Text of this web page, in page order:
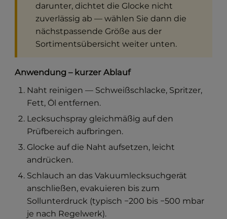
darunter, dichtet die Glocke nicht
zuverlässig ab — wählen Sie dann die
nächstpassende Größe aus der
Sortimentsübersicht weiter unten.
Anwendung – kurzer Ablauf
Naht reinigen — Schweißschlacke, Spritzer,
Fett, Öl entfernen.
Lecksuchspray gleichmäßig auf den
Prüfbereich aufbringen.
Glocke auf die Naht aufsetzen, leicht
andrücken.
Schlauch an das Vakuumlecksuchgerät
anschließen, evakuieren bis zum
Sollunterdruck (typisch −200 bis −500 mbar
je nach Regelwerk).